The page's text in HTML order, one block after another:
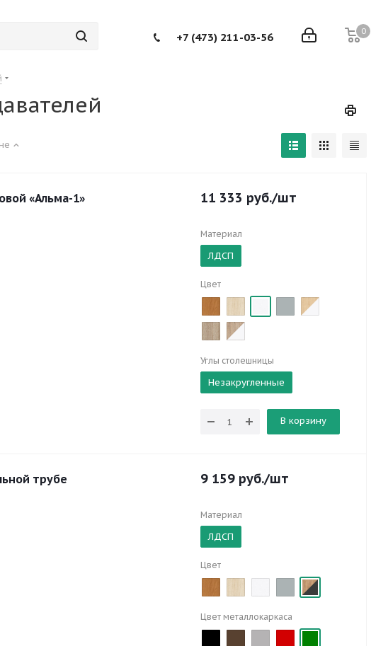
0
+7 (473) 211-03-56
«Альма-1» 11 333 руб./шт
Материал
ЛДСП
Цвет
Углы столешницы
Незакругленные
В корзину
трубе 9 159 руб./шт
Материал
ЛДСП
Цвет
Цвет металлокаркаса